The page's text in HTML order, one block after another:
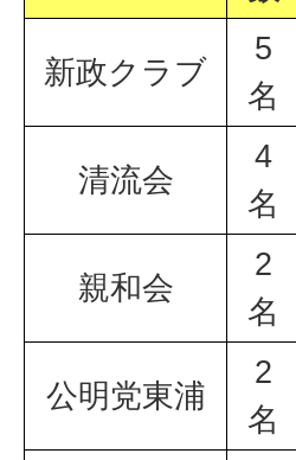
新政クラブ
5
名
清流会
4
名
親和会
2
名
公明党東浦
2
名